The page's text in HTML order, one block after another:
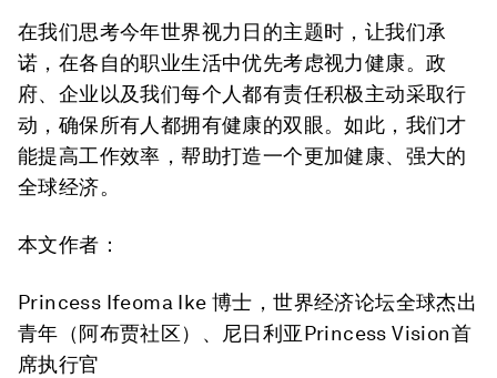
在我们思考今年世界视力日的主题时，让我们承
诺，在各自的职业生活中优先考虑视力健康。政
府、企业以及我们每个人都有责任积极主动采取行
动，确保所有人都拥有健康的双眼。如此，我们才
能提高工作效率，帮助打造一个更加健康、强大的
全球经济。
本文作者：
Princess Ifeoma Ike 博士，世界经济论坛全球杰出
青年（阿布贾社区）、尼日利亚Princess Vision首
席执行官